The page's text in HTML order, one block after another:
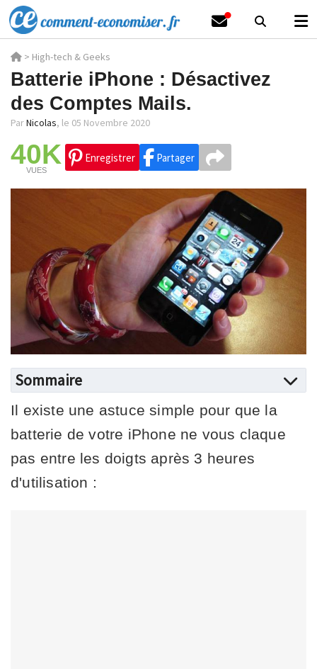
> High-tech & Geeks
Batterie iPhone : Désactivez
des Comptes Mails.
ParNicolas, le 05 Novembre 2020
40K
VUES
Enregistrer Partager
Sommaire
Il existe une astuce simple pour que la
batterie de votre iPhone ne vous claque
pas entre les doigts après 3 heures
d'utilisation :